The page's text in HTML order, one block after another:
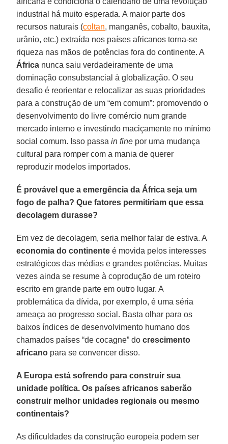
industrial há muito esperada. A maior parte dos
recursos naturais (coltan, manganês, cobalto, bauxita,
urânio, etc.) extraída nos países africanos torna-se
riqueza nas mãos de potências fora do continente. A
África nunca saiu verdadeiramente de uma
dominação consubstancial à globalização. O seu
desafio é reorientar e relocalizar as suas prioridades
para a construção de um “em comum”: promovendo o
desenvolvimento do livre comércio num grande
mercado interno e investindo maciçamente no mínimo
social comum. Isso passain fine por uma mudança
cultural para romper com a mania de querer
reproduzir modelos importados.
É provável que a emergência da África seja um
fogo de palha? Que fatores permitiriam que essa
decolagem durasse?
Em vez de decolagem, seria melhor falar de estiva. A
economia do continente é movida pelos interesses
estratégicos das médias e grandes potências. Muitas
vezes ainda se resume à coprodução de um roteiro
escrito em grande parte em outro lugar. A
problemática da dívida, por exemplo, é uma séria
ameaça ao progresso social. Basta olhar para os
baixos índices de desenvolvimento humano dos
chamados países “de cocagne” docrescimento
africano para se convencer disso.
A Europa está sofrendo para construir sua
unidade política. Os países africanos saberão
construir melhor unidades regionais ou mesmo
continentais?
As dificuldades da construção europeia podem ser